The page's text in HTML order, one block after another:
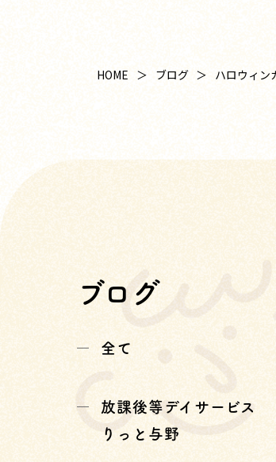
HOME ブログ ハロウィン
ブログ
全て
放課後等デイサービス
りっと与野